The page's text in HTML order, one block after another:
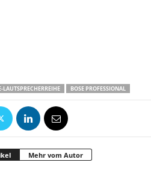
BOSE PROFESSIONAL
Mehr vom Autor